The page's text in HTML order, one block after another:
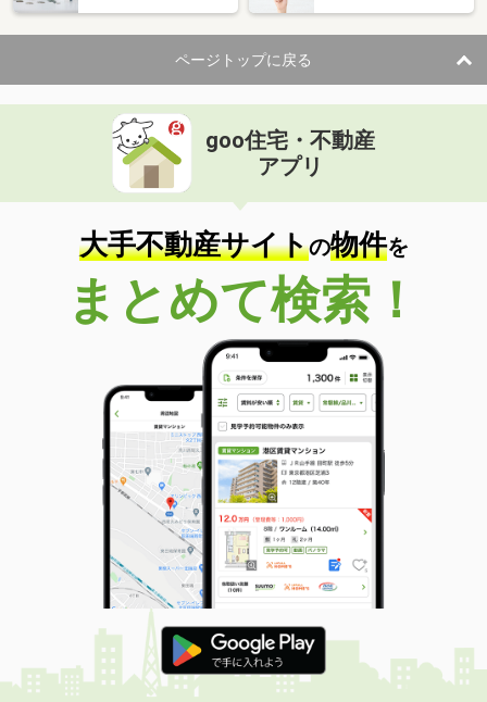
ページトップに戻る
goo住宅・不動産
アプリ
大手不動産サイトの物件を
まとめて検索！